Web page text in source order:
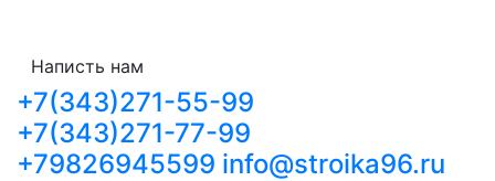
Написть нам
+7(343)271-55-99
+7(343)271-77-99
+79826945599 info@stroika96.ru